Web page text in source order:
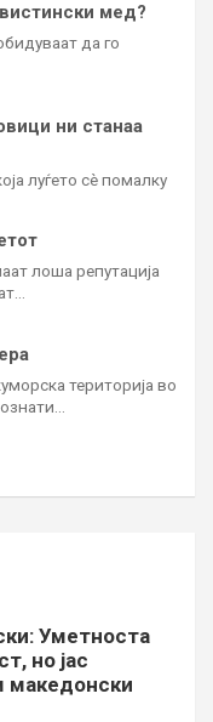
мед?
да го
ни станаа
луѓето сè помалку
лоша репутација
територија во
Уметноста
но јас
македонски